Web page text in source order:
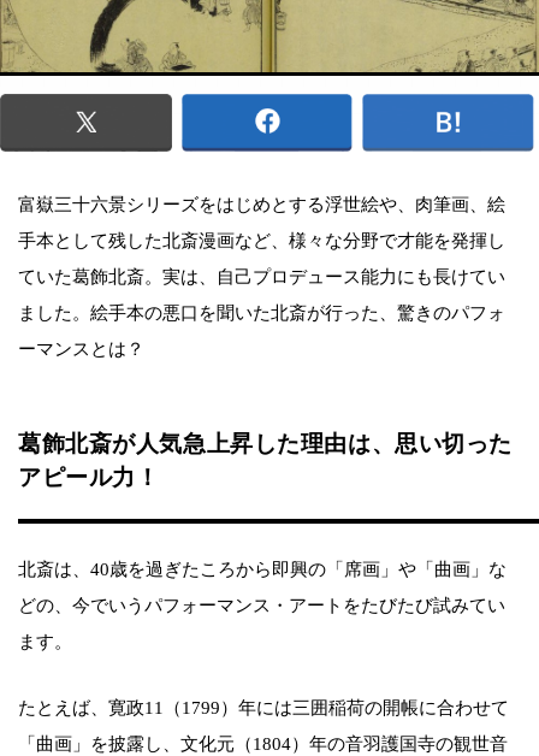
富嶽三十六景シリーズをはじめとする浮世絵や、肉筆画、絵
手本として残した北斎漫画など、様々な分野で才能を発揮し
ていた葛飾北斎。実は、自己プロデュース能力にも長けてい
ました。絵手本の悪口を聞いた北斎が行った、驚きのパフォ
ーマンスとは？
葛飾北斎が人気急上昇した理由は、思い切った
アピール力！
北斎は、40歳を過ぎたころから即興の「席画」や「曲画」な
どの、今でいうパフォーマンス・アートをたびたび試みてい
ます。
たとえば、寛政11（1799）年には三囲稲荷の開帳に合わせて
「曲画」を披露し、文化元（1804）年の音羽護国寺の観世音